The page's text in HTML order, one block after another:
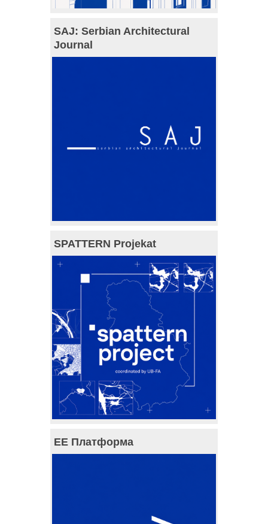
SAJ: Serbian Architectural
Journal
SPATTERN Projekat
ЕЕ Платформа